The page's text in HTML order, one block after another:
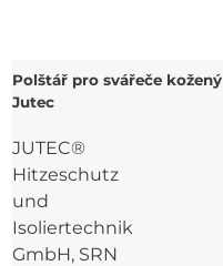
Polštář pro svářeče kožený
Jutec
JUTEC®
Hitzeschutz
und
Isoliertechnik
GmbH, SRN